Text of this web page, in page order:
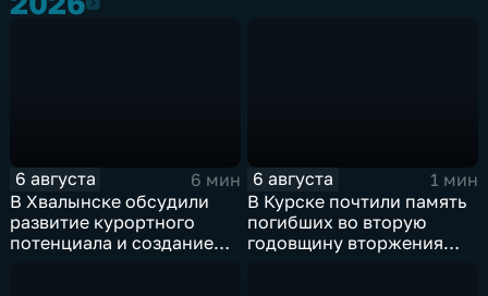
6 августа
6 мин
В Хвалынске обсудили
развитие курортного
потенциала и создание
6 августа
1 мин
В Курске почтили память
погибших во вторую
годовщину вторжения